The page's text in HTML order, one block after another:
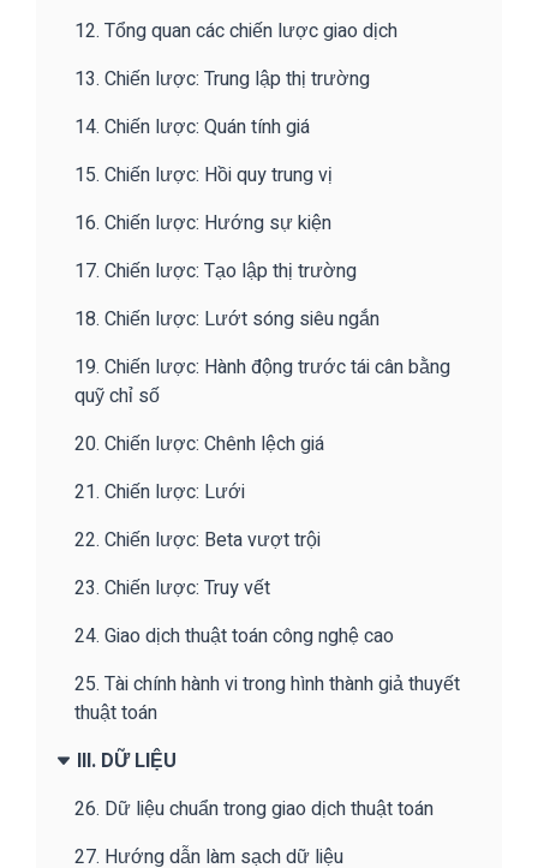
12. Tổng quan các chiến lược giao dịch
13. Chiến lược: Trung lập thị trường
14. Chiến lược: Quán tính giá
15. Chiến lược: Hồi quy trung vị
16. Chiến lược: Hướng sự kiện
17. Chiến lược: Tạo lập thị trường
18. Chiến lược: Lướt sóng siêu ngắn
19. Chiến lược: Hành động trước tái cân bằng
quỹ chỉ số
20. Chiến lược: Chênh lệch giá
21. Chiến lược: Lưới
22. Chiến lược: Beta vượt trội
23. Chiến lược: Truy vết
24. Giao dịch thuật toán công nghệ cao
25. Tài chính hành vi trong hình thành giả thuyết
thuật toán
III. DỮ LIỆU
26. Dữ liệu chuẩn trong giao dịch thuật toán
27. Hướng dẫn làm sạch dữ liệu